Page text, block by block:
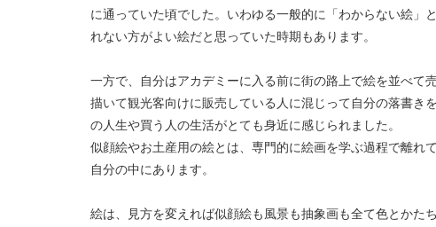
に通っていた頃でした。いわゆる一般的に「わからない絵」
れない方がよい絵だと思っていた時期もあります。
一方で、自分はアカデミーに入る前に街の路上で絵を並べて
描いて観光客向けに販売している人に混じって自分の落書き
の人生や買う人の生活がとても身近に感じられました。
似顔絵やお土産用の絵とは、専門的に絵画を学ぶ過程で離れ
自分の中にあります。
絵は、見方を変えれば似顔絵も風景も抽象画も全て色とかた